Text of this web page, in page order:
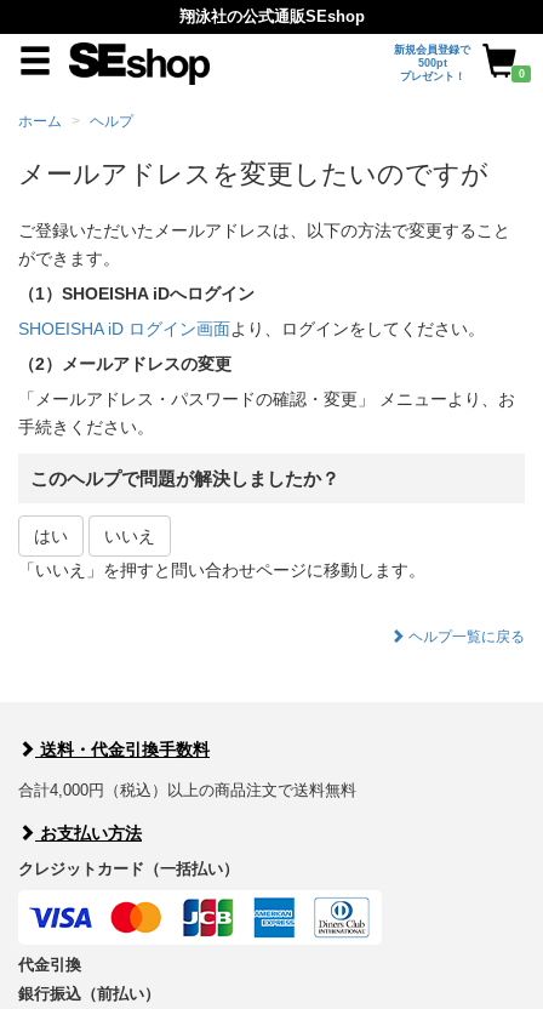
翔泳社の公式通販SEshop
新規会員登録で
500pt
プレゼント！
0
ホーム ヘルプ
メールアドレスを変更したいのですが
ご登録いただいたメールアドレスは、以下の方法で変更すること
ができます。
（1）SHOEISHA iDへログイン
SHOEISHA iD ログイン画面より、ログインをしてください。
（2）メールアドレスの変更
「メールアドレス・パスワードの確認・変更」 メニューより、お
手続きください。
このヘルプで問題が解決しましたか？
はい
いいえ
「いいえ」を押すと問い合わせページに移動します。
ヘルプ一覧に戻る
送料・代金引換手数料
合計4,000円（税込）以上の商品注文で送料無料
お支払い方法
クレジットカード（一括払い）
代金引換
銀行振込（前払い）